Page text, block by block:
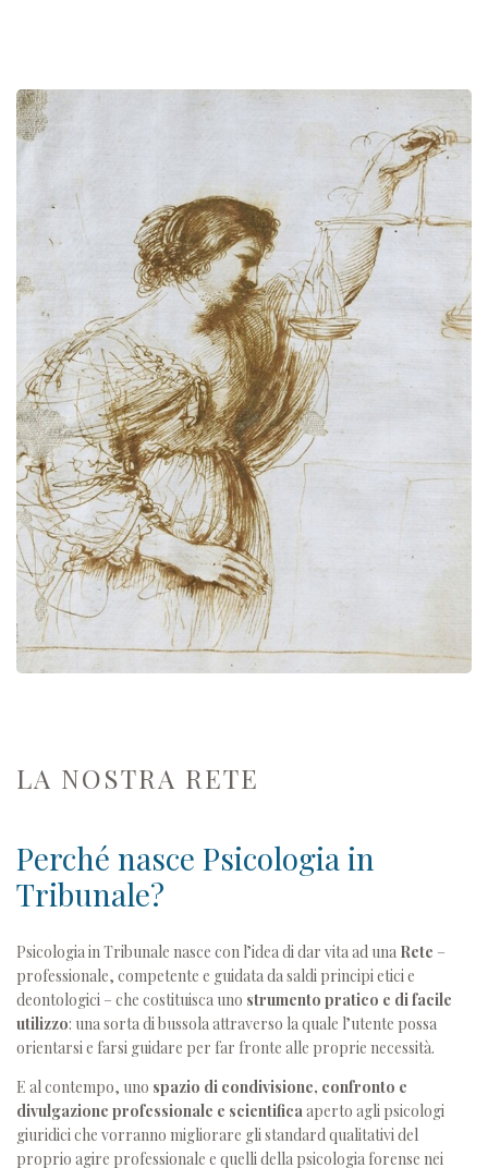
LA NOSTRA RETE
Perché nasce Psicologia in
Tribunale?
Psicologia in Tribunale nasce con l’idea di dar vita ad una Rete –
professionale, competente e guidata da saldi principi etici e
deontologici – che costituisca uno strumento pratico e di facile
utilizzo: una sorta di bussola attraverso la quale l’utente possa
orientarsi e farsi guidare per far fronte alle proprie necessità.
E al contempo, uno spazio di condivisione, confronto e
divulgazione professionale e scientificaaperto agli psicologi
giuridici che vorranno migliorare gli standard qualitativi del
proprio agire professionale e quelli della psicologia forense nei